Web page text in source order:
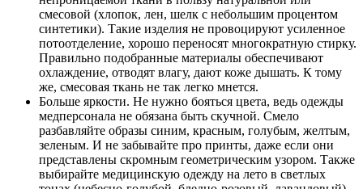
смесовой (хлопок, лен, шелк с небольшим процентом
синтетики). Такие изделия не провоцируют усиленное
потоотделение, хорошо переносят многократную стирку.
Правильно подобранные материалы обеспечивают
охлаждение, отводят влагу, дают коже дышать. К тому
же, смесовая ткань не так легко мнется.
Больше яркости. Не нужно бояться цвета, ведь одежды
медперсонала не обязана быть скучной. Смело
разбавляйте образы синим, красным, голубым, желтым,
зеленым. И не забывайте про принты, даже если они
представлены скромным геометрическим узором. Также
выбирайте медицинскую одежду на лето в светлых